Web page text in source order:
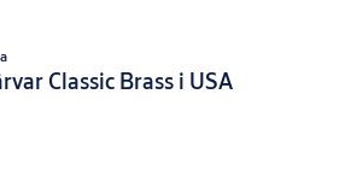
Classic Brass i USA